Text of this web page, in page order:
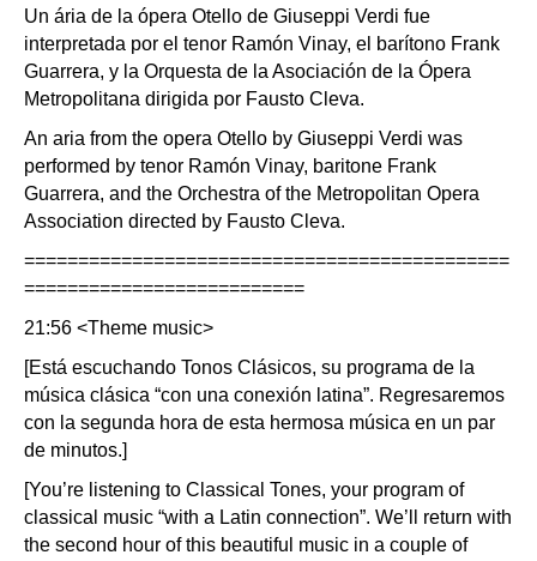
Un ária de la ópera Otello de Giuseppi Verdi fue
interpretada por el tenor Ramón Vinay, el barítono Frank
Guarrera, y la Orquesta de la Asociación de la Ópera
Metropolitana dirigida por Fausto Cleva.
An aria from the opera Otello by Giuseppi Verdi was
performed by tenor Ramón Vinay, baritone Frank
Guarrera, and the Orchestra of the Metropolitan Opera
Association directed by Fausto Cleva.
=============================================
==========================
21:56 <Theme music>
[Está escuchando Tonos Clásicos, su programa de la
música clásica “con una conexión latina”. Regresaremos
con la segunda hora de esta hermosa música en un par
de minutos.]
[You’re listening to Classical Tones, your program of
classical music “with a Latin connection”. We’ll return with
the second hour of this beautiful music in a couple of